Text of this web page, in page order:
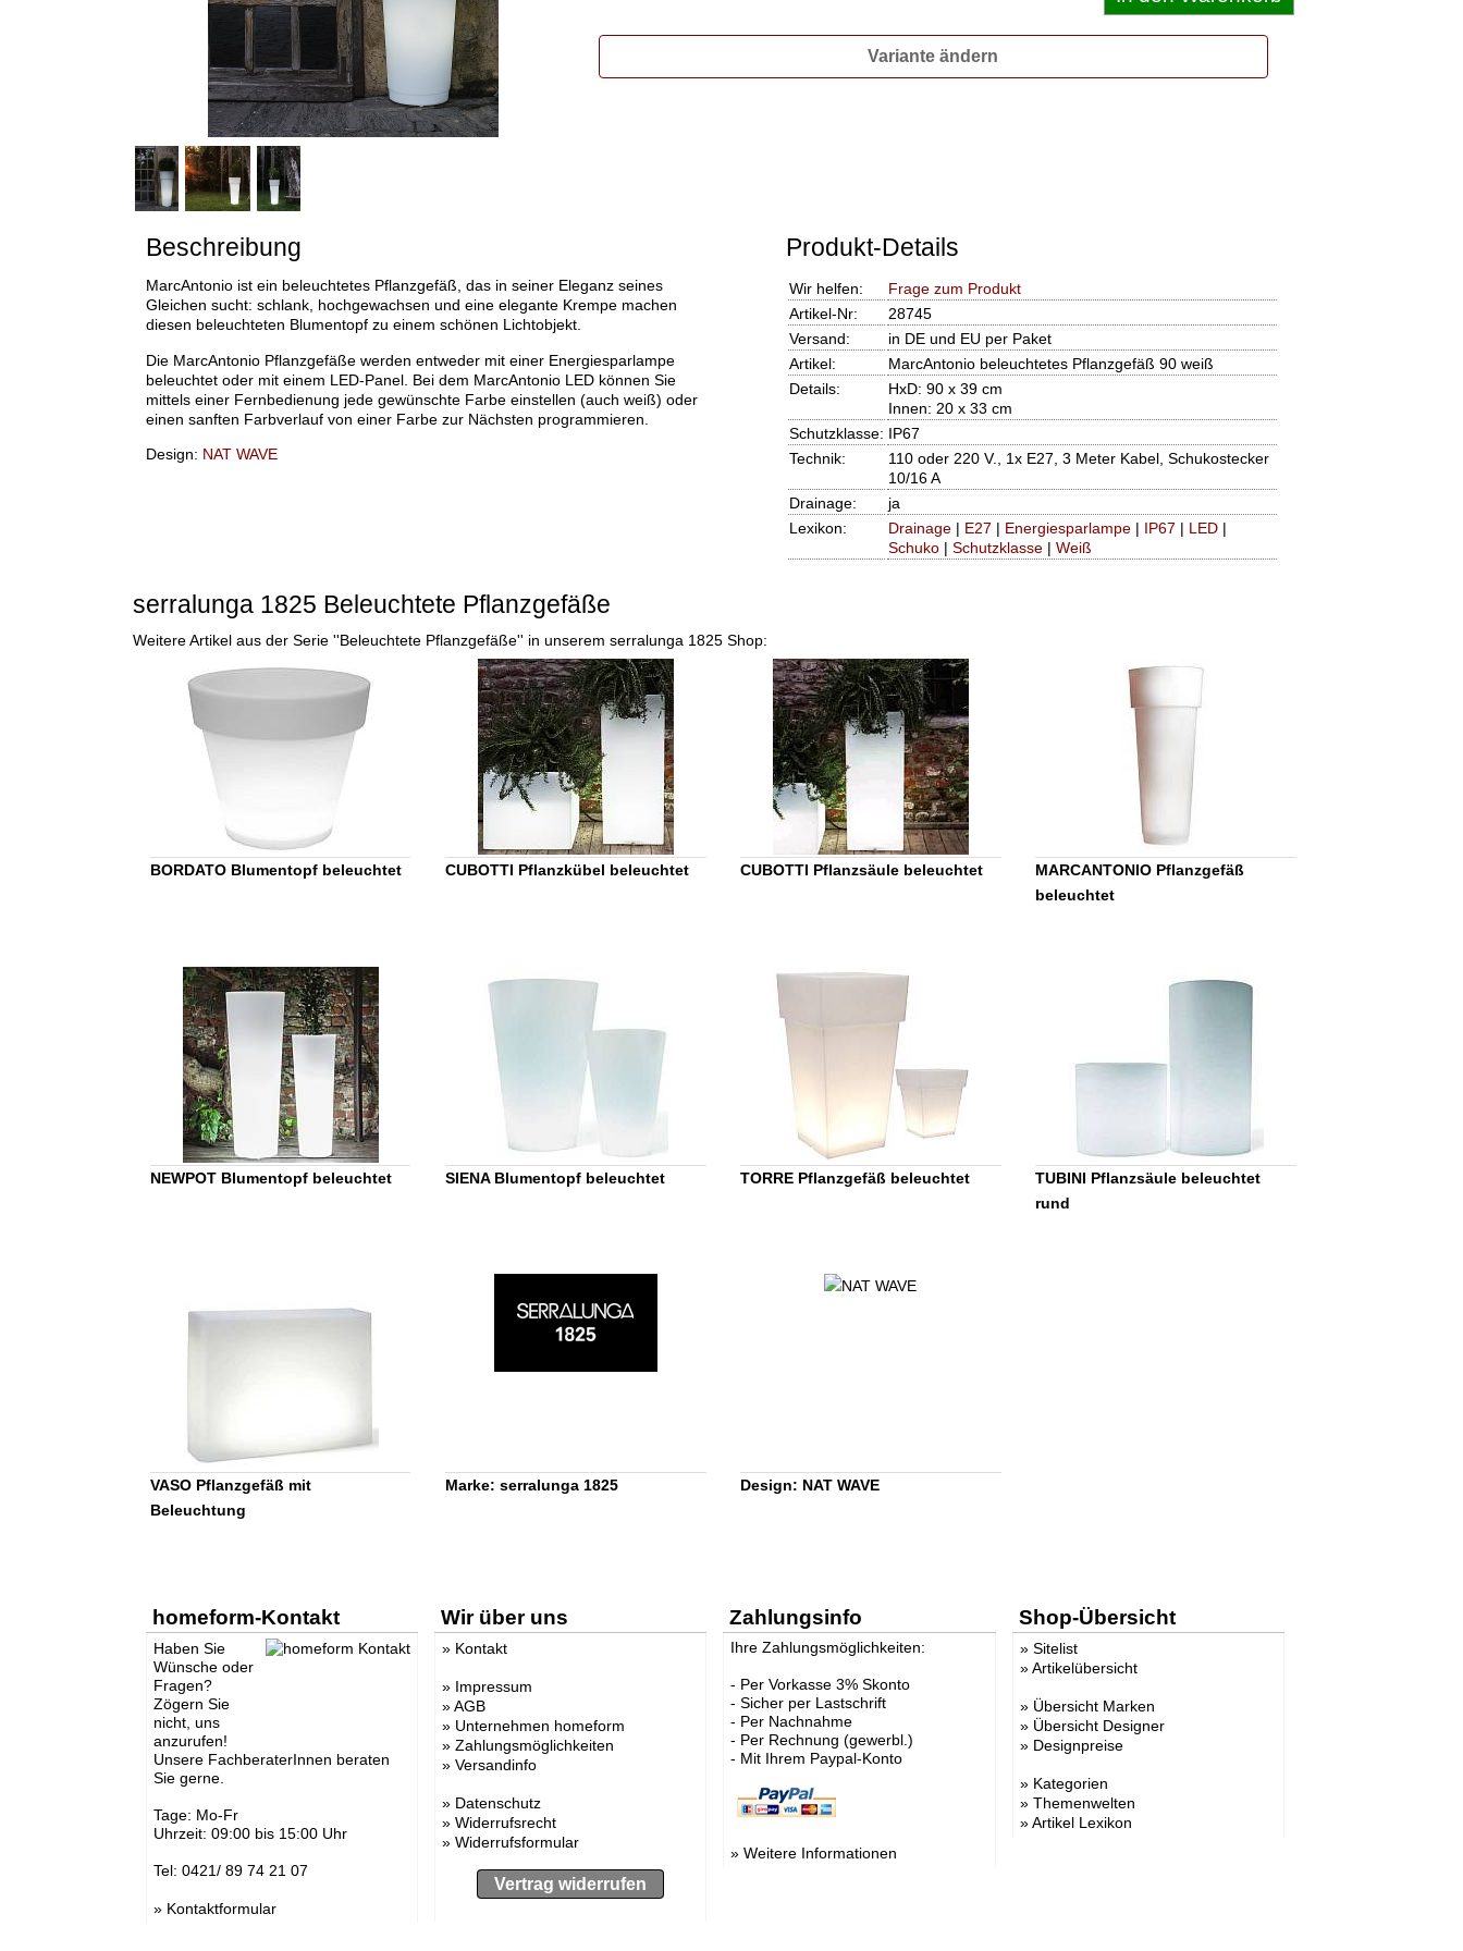
Variante ändern
Beschreibung
MarcAntonio ist ein beleuchtetes Pflanzgefäß, das in seiner Eleganz seines
Gleichen sucht: schlank, hochgewachsen und eine elegante Krempe machen
diesen beleuchteten Blumentopf zu einem schönen Lichtobjekt.
Die MarcAntonio Pflanzgefäße werden entweder mit einer Energiesparlampe
beleuchtet oder mit einem LED-Panel. Bei dem MarcAntonio LED können Sie
mittels einer Fernbedienung jede gewünschte Farbe einstellen (auch weiß) oder
einen sanften Farbverlauf von einer Farbe zur Nächsten programmieren.
Design: NAT WAVE
Produkt-Details
Wir helfen:
Frage zum Produkt
Artikel-Nr:
28745
Versand:
in DE und EU per Paket
Artikel:
MarcAntonio beleuchtetes Pflanzgefäß 90 weiß
Details:
HxD: 90 x 39 cm
Innen: 20 x 33 cm
Schutzklasse: IP67
Technik:
110 oder 220 V., 1x E27, 3 Meter Kabel, Schukostecker
10/16 A
Drainage:
ja
Lexikon:
Drainage| E27 | Energiesparlampe| IP67 | LED|
Schuko| Schutzklasse| Weiß
serralunga 1825 Beleuchtete Pflanzgefäße
Weitere Artikel aus der Serie ''Beleuchtete Pflanzgefäße'' in unserem serralunga 1825 Shop:
BORDATO Blumentopf beleuchtet CUBOTTI Pflanzkübel beleuchtet CUBOTTI Pflanzsäule beleuchtet
MARCANTONIO Pflanzgefäß
beleuchtet
NEWPOT Blumentopf beleuchtet SIENA Blumentopf beleuchtet TORRE Pflanzgefäß beleuchtet
TUBINI Pflanzsäule beleuchtet
rund
VASO Pflanzgefäß mit
Beleuchtung
Marke: serralunga 1825 Design: NAT WAVE
homeform-Kontakt
Haben Sie
Wünsche oder
Fragen?
Zögern Sie
nicht, uns
anzurufen!
Unsere FachberaterInnen beraten
Sie gerne.
Tage: Mo-Fr
Uhrzeit: 09:00 bis 15:00 Uhr
Tel: 0421/ 89 74 21 07
» Kontaktformular
Wir über uns
» Kontakt
» Impressum
»AGB
» Unternehmen homeform
» Zahlungsmöglichkeiten
» Versandinfo
» Datenschutz
» Widerrufsrecht
» Widerrufsformular
Vertrag widerrufen
Zahlungsinfo
Ihre Zahlungsmöglichkeiten:
- Per Vorkasse 3% Skonto
- Sicher per Lastschrift
- Per Nachnahme
- Per Rechnung (gewerbl.)
- Mit Ihrem Paypal-Konto
»Weitere Informationen
Shop-Übersicht
» Sitelist
»Artikelübersicht
» Übersicht Marken
» Übersicht Designer
» Designpreise
» Kategorien
» Themenwelten
»Artikel Lexikon